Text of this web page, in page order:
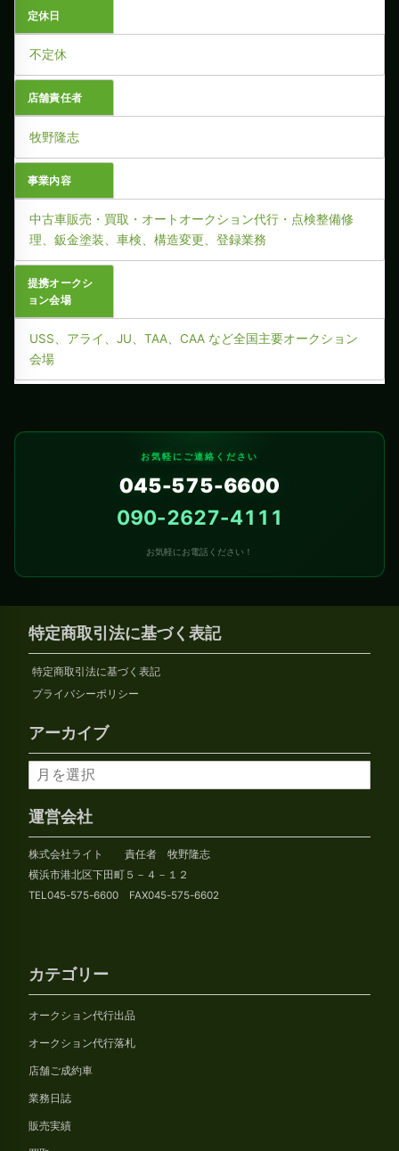
定休日
不定休
店舗責任者
牧野隆志
事業内容
中古車販売・買取・オートオークション代行・点検整備修
理、鈑金塗装、車検、構造変更、登録業務
提携オークシ
ョン会場
USS、アライ、JU、TAA、CAA など全国主要オークション
会場
お気軽にご連絡ください
045-575-6600
090-2627-4111
お気軽にお電話ください！
特定商取引法に基づく表記
特定商取引法に基づく表記
プライバシーポリシー
アーカイブ
ア
ー
カ
イ
ブ
運営会社
株式会社ライト 責任者 牧野隆志
横浜市港北区下田町５－４－１２
TEL045-575-6600 FAX045-575-6602
カテゴリー
オークション代行出品
オークション代行落札
店舗ご成約車
業務日誌
販売実績